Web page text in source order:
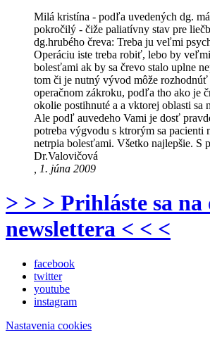
Milá kristína - podľa uvedených dg.
pokročilý - čiže paliatívny stav pre
dg.hrubého čreva: Treba ju veľmi
Operáciu iste treba robiť, lebo by
bolesťami ak by sa črevo stalo uplne
tom či je nutný vývod môže
operačnom zákroku, podľa tho ako je
okolie postihnuté a a vktorej oblasti sa
Ale podľ auvedeho Vami je dosť
potreba výgvodu s ktrorým sa pacienti
netrpia bolesťami. Všetko najlepšie. S
Dr.Valovičová
, 1. júna 2009
> > > Prihláste sa na
newslettera < < <
facebook
twitter
youtube
instagram
Nastavenia cookies